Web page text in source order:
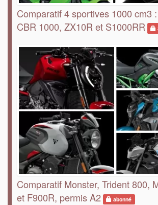
Comparatif 4 sportives 1000 cm3
CBR 1000, ZX10R et S1000RR
Comparatif Monster, Trident 800,
et F900R, permis A2
abonné